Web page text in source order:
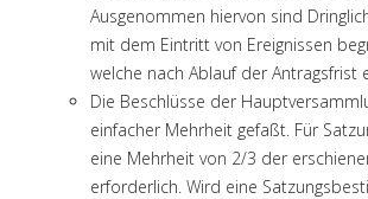
Ausgenommen hiervon sind
mit dem Eintritt von Ereignissen
welche nach Ablauf der Antragsfrist
Die Beschlüsse der
einfacher Mehrheit gefaßt. Für
eine Mehrheit von 2/3 der
erforderlich. Wird eine